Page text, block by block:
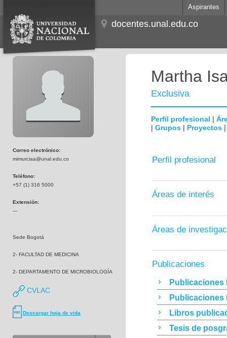
Aspirantes
docentes.unal.edu.co
Correo electrónico:
mimurciaa@unal.edu.co
Teléfono:
+57 (1) 316 5000
Extensión:
---
Sede Bogotá
2- FACULTAD DE MEDICINA
2- DEPARTAMENTO DE MICROBIOLOGÍA
CVLAC
Descargar hoja de vida
Martha
Exclusiva
Perfil profesional |
| Grupos | Proyectos
Perfil profesional
Áreas de interés
Áreas de
Publicaciones
Publicaciones
Publicaciones
Libros
Tesis de